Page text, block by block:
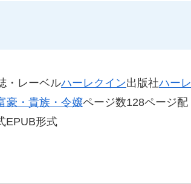
・レーベルハーレクイン出版社ハーレ
豪・貴族・令嬢ページ数128ページ配
EPUB形式